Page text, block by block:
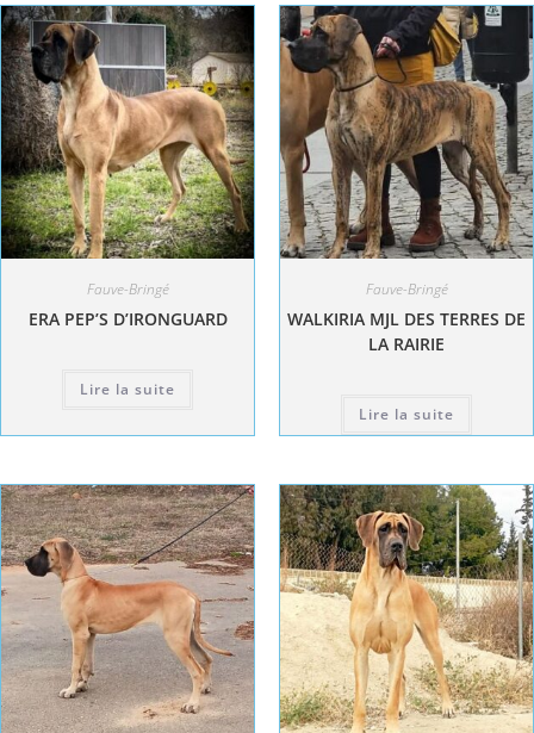
Fauve-Bringé
ERA PEP’S D’IRONGUARD
Lire la suite
Fauve-Bringé
WALKIRIA MJL DES TERRES DE
LA RAIRIE
Lire la suite